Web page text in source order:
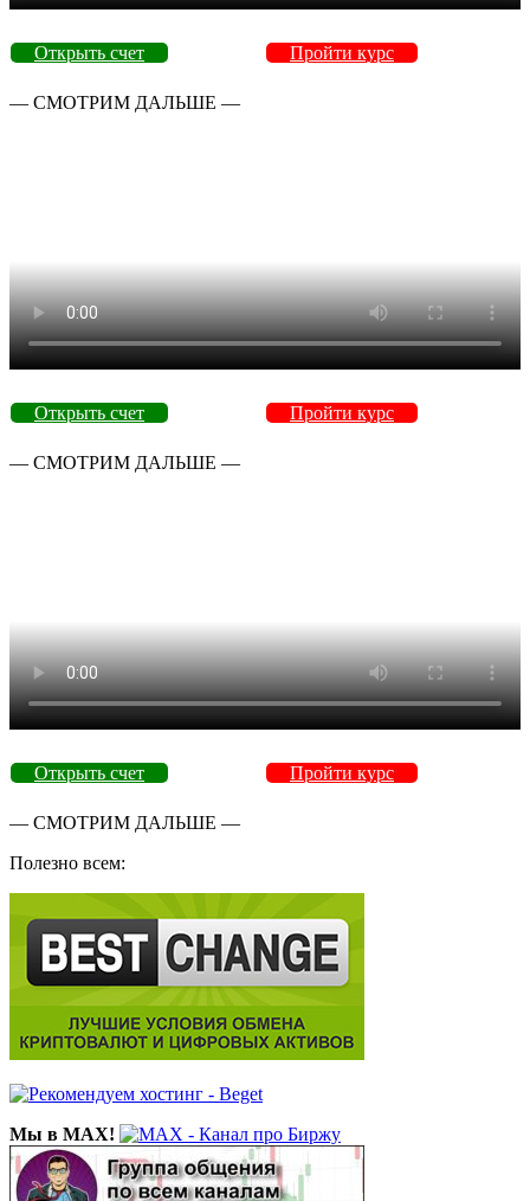
Открыть счет Пройти курс
— СМОТРИМ ДАЛЬШЕ —
Открыть счет Пройти курс
— СМОТРИМ ДАЛЬШЕ —
Открыть счет Пройти курс
— СМОТРИМ ДАЛЬШЕ —
Полезно всем:
Мы в MAX!